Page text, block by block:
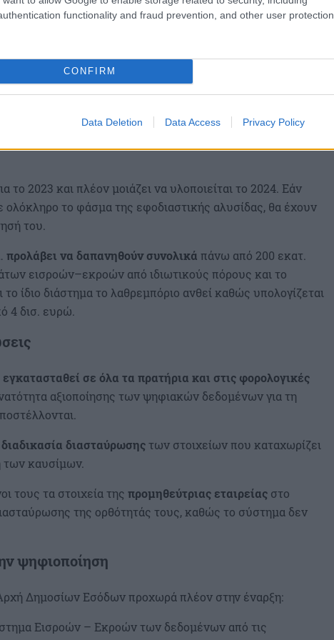
functionality and fraud prevention, and other user protection.
CONFIRM
Data Deletion Data Access Privacy Policy
2023 και πλέον μοιάζει να υλοποιείται το 2024. Εάν
ολόκληρο το φάσμα της εφοδιαστικής αλυσίδας, θα έχουν
του.
προλάβει να δαπανηθούν συνολικά πάνω από 200 εκατ.
εισροών–εκροών από ιδιωτικούς πόρους και το
ίδιο διάστημα το λαθρεμπόριο ανθεί καθώς υπολογίζεται
4 δισ. ευρώ.
εγκατασταθεί σε όλα τα πρατήρια και στις φορολογικές
αξιοποίησης των ψηφιακών δεδομένων για τη
διαδικασία διασταύρωσηςτων στοιχείων που καταχωρίζει
των καυσίμων.
τους τα στοιχεία της προμηθεύτριας εταιρείας στο
της ορθότητάς τους, καθώς το σύστημα δεν
ψηφιοποίηση
Δημοσίων Εσόδων προχωρά πλέον στην έναρξη:
Εισροών – Εκροών των δεδομένων από τις